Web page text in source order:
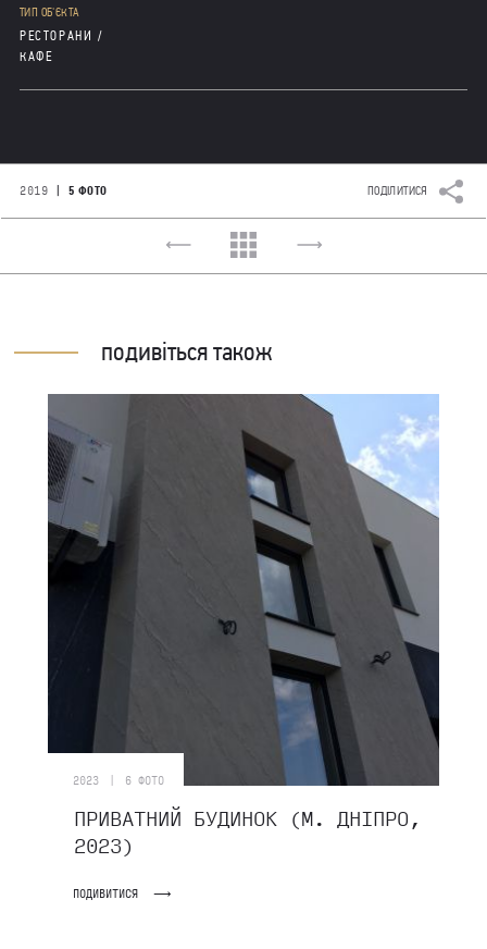
ТИП ОБ'ЄКТА
РЕСТОРАНИ /
КАФЕ
2019 | 5 ФОТО ПОДІЛИТИСЯ
подивіться також
2023 6 ФОТО
ПРИВАТНИЙ БУДИНОК (М. ДНІПРО,
2023)
ПОДИВИТИСЯ